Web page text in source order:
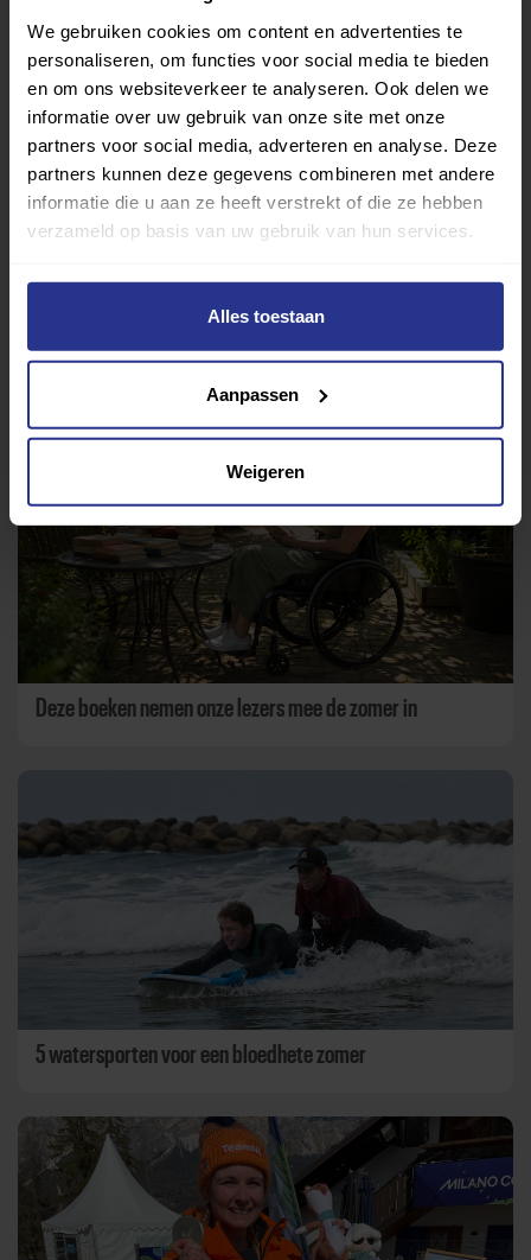
We gebruiken cookies om content en advertenties te
personaliseren, om functies voor social media te bieden
en om ons websiteverkeer te analyseren. Ook delen we
informatie over uw gebruik van onze site met onze
partners voor social media, adverteren en analyse. Deze
partners kunnen deze gegevens combineren met andere
informatie die u aan ze heeft verstrekt of die ze hebben
verzameld op basis van uw gebruik van hun services.
Alles toestaan
Aanpassen
Weigeren
Verder lezen over
Ervaringen Esports Gezondheid Inspiratie
Lifestyle Tech Tips & tricks
Deze boeken nemen onze lezers mee de zomer in
5 watersporten voor een bloedhete zomer